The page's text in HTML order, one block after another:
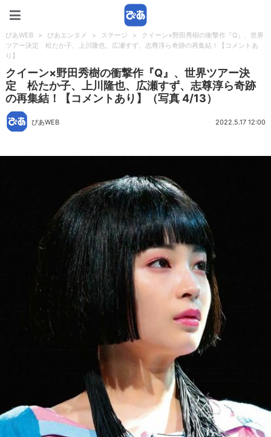
ぴあWEB > ぴあエンタメ > ステージ >
クイーン×野田秀樹の衝撃作『Q』、世界
ツアー決定 松たか子、上川隆也、広瀬すず、志尊淳ら奇跡の再集結！【コメントあ
り】
クイーン×野田秀樹の衝撃作『Q』、世界ツアー決
定 松たか子、上川隆也、広瀬すず、志尊淳ら奇跡
の再集結！【コメントあり】（写真 4/13）
ぴあWEB 2022.5.17 12:00